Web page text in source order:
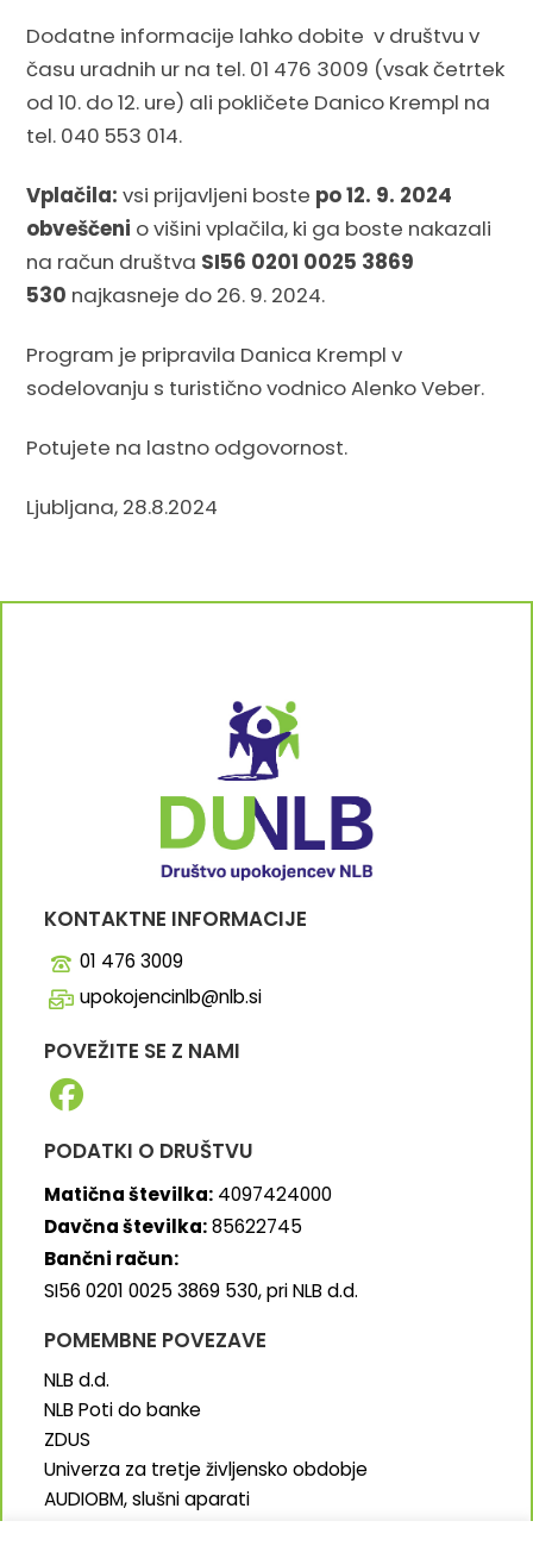
Dodatne informacije lahko dobite v društvu v
času uradnih ur na tel. 01 476 3009 (vsak četrtek
od 10. do 12. ure) ali pokličete Danico Krempl na
tel. 040 553 014.
Vplačila: vsi prijavljeni boste po 12. 9. 2024
obveščeni o višini vplačila, ki ga boste nakazali
na račun društva SI56 0201 0025 3869
530 najkasneje do 26. 9. 2024.
Program je pripravila Danica Krempl v
sodelovanju s turistično vodnico Alenko Veber.
Potujete na lastno odgovornost.
Ljubljana, 28.8.2024
KONTAKTNE INFORMACIJE
01 476 3009
upokojencinlb@nlb.si
POVEŽITE SE Z NAMI
PODATKI O DRUŠTVU
Matična številka:4097424000
Davčna številka:85622745
Bančni račun:
SI56 0201 0025 3869 530, pri NLB d.d.
POMEMBNE POVEZAVE
NLB d.d.
NLB Poti do banke
ZDUS
Univerza za tretje življensko obdobje
AUDIOBM, slušni aparati